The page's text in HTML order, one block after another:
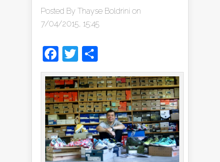
Posted By Thayse Boldrini on
7/04/2015, 15:45
Facebook
Twitter